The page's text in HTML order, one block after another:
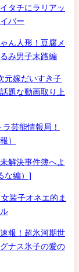
タチにラリアッ
バー
ん人形！豆腐メ
み男子末路編
元嫁だいすき子
題な動画取り上
芸能情報局！
）
解決事件簿へよ
な編）]
装子オネエ的ま
報！超氷河期世
ナス氷子の愛の